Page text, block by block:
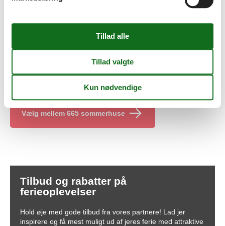
udlejning direkte her fra hjemmesiden. Såfremt du har
spørgsmål vedrørende din leje af et privat sommerhus Bork
privat udlejning af et sommerhus Bork Havn. Privat
sommerhusudlejning Bork Havn har helt enkelt aldrig været så
Vacasol ønsker dig og din familie en skøn ferie i det private
sommerhus Bork Havn I har besluttet at booke.
Vælg mellem 665 sommerhuse
Tilbud og rabatter på
ferieoplevelser
Hold øje med gode tilbud fra vores partnere! Lad jer
inspirere og få mest muligt ud af jeres ferie med attraktive